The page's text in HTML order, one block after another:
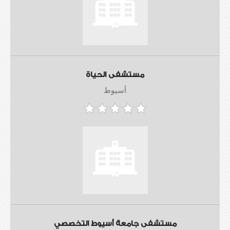
مستشفى الحياة
أسيوط
مستشفى جامعة أسيوط التخصصي